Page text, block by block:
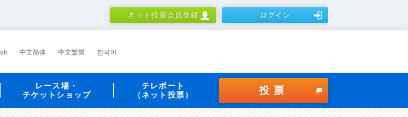
ネット投票会員登録 ログイン
中文简体 中文繁體 한국어
レース場・
チケットショップ
テレボート
（ネット投票）
投票